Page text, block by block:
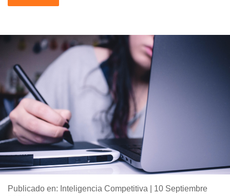
Publicado en: Inteligencia Competitiva | 10 Septiembre